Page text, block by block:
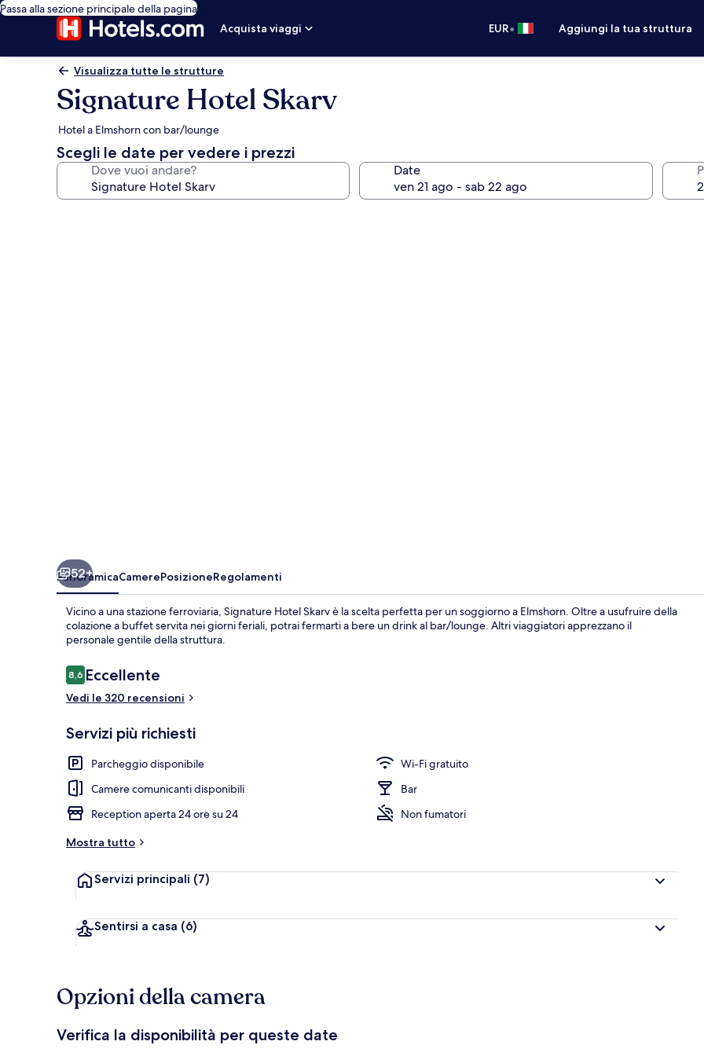
Passa alla sezione principale della pagina
Acquista viaggi
EUR• Aggiungi la tua struttura
Visualizza tutte le strutture
Signature Hotel Skarv
Hotel a Elmshorn con bar/lounge
Scegli le date per vedere i prezzi
Dove vuoi andare? Date
52+
PanoramicaCamerePosizioneRegolamenti
Vicino a una stazione ferroviaria, Signature Hotel Skarv è la scelta perfetta per un soggiorno a Elmshorn. Oltre a usufruire della
colazione a buffet servita nei giorni feriali, potrai fermarti a bere un drink al bar/lounge. Altri viaggiatori apprezzano il
personale gentile della struttura.
Recensioni
8,68,6 su 10
Eccellente
Vedi le 320 recensioni
Servizi più richiesti
Parcheggio disponibile
Wi-Fi gratuito
Camere comunicanti disponibili
Bar
Reception aperta 24 ore su 24
Non fumatori
Mostra tutto
Servizi principali (7)
Sentirsi a casa (6)
Opzioni della camera
Verifica la disponibilità per queste date